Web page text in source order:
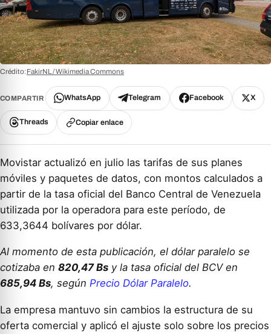
Crédito:FakirNL / Wikimedia Commons
COMPARTIR WhatsApp Telegram Facebook X
Threads Copiar enlace
Movistar actualizó en julio las tarifas de sus planes
móviles y paquetes de datos, con montos calculados a
partir de la tasa oficial del Banco Central de Venezuela
utilizada por la operadora para este período, de
633,3644 bolívares por dólar.
Al momento de esta publicación, el dólar paralelo se
cotizaba en 820,47 Bs y la tasa oficial del BCV en
685,94 Bs, según Precio Dólar Paralelo.
La empresa mantuvo sin cambios la estructura de su
oferta comercial y aplicó el ajuste solo sobre los precios